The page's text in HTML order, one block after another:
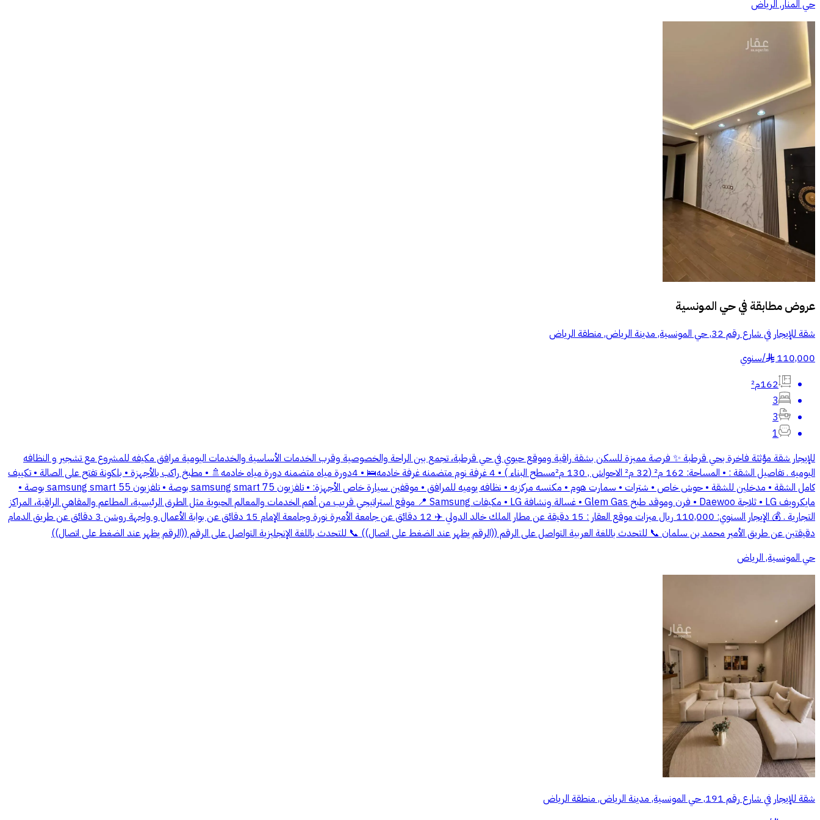
حي المنار, الرياض
عروض مطابقة فيحي المونسية
شقة للإيجار في شارع رقم 32, حي المونسية, مدينة الرياض, منطقة الرياض
110,000
§
/سنوي
162م²
3
3
1
للإيجار شقة مؤثثة فاخرة بحي قرطبة ✨ فرصة مميزة للسكن بشقة راقية وموقع حيوي في حي قرطبة، تجمع بين الراحة والخصوصية وقرب الخدمات الأساسية والخدمات اليومية مرافق مكيفه للمشروع مع تشجير و النظافه
اليوميه . تفاصيل الشقة : • المساحة: 162 م² (32 م² الاحواش , 130 م²مسطح البناء ) • 4 غرفة نوم متضمنه غرفة خادمه🛌 • 4دورة مياه متضمنه دورة مياه خادمه🚿 • مطبخ راكب بالأجهزة • بلكونة تفتح على الصالة • تكييف
كامل الشقة • مدخلين للشقة • حوش خاص • شترات • سمارت هوم • مكنسه مركزيه • نظافه يوميه للمرافق • موقفين سيارة خاص الأجهزة: • تلفزيون samsung smart 75 بوصة • تلفزيون samsung smart 55 بوصة •
مايكرويف LG • ثلاجة Daewoo • فرن وموقد طبخ Glem Gas • غسالة ونشافة LG • مكيفات Samsung 📍 موقع استراتيجي قريب من أهم الخدمات والمعالم الحيوية مثل الطرق الرئيسية، المطاعم والمقاهي الراقية، المراكز
التجارية . 💰 الإيجار السنوي: 110,000 ريال ميزات موقع العقار : 15 دقيقة عن مطار الملك خالد الدولي ✈️ 12 دقائق عن جامعة الأميرة نورة وجامعة الإمام 15 دقائق عن بوابة الأعمال و واجهة روشن 3 دقائق عن طريق الدمام
دقيقتين عن طريق الأمير محمد بن سلمان 📞 للتحدث باللغة العربية التواصل على الرقم ((الرقم يظهر عند الضغط على اتصال)) 📞 للتحدث باللغة الإنجليزية التواصل على الرقم ((الرقم يظهر عند الضغط على اتصال))
حي المونسية, الرياض
شقة للإيجار في شارع رقم 191, حي المونسية, مدينة الرياض, منطقة الرياض